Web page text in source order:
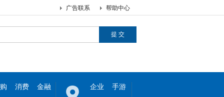
帮助中心
广告联系
消费
金融
企业
手游